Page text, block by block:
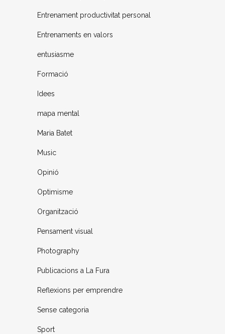
Entrenament productivitat personal
Entrenaments en valors
entusiasme
Formació
Idees
mapa mental
Maria Batet
Music
Opinió
Optimisme
Organització
Pensament visual
Photography
Publicacions a La Fura
Reflexions per emprendre
Sense categoria
Sport